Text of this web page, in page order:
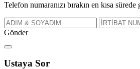
Telefon numaranızı bırakın en kısa
Gönder
Ustaya Sor